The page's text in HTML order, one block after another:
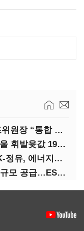
‘명예훼손 무혐의’ 아시아나 노조위원장 “통합 위해 법적 대응 않겠다”
전국 기름값 12주 연속 하락…서울 휘발윳값 1909원
전쟁에 원유 공급망 흔들리자…K-정유, 에너지안보 핵심으로 재부상
포스코퓨처엠, LFP 양극재 첫 대규모 공급…ESS 시장 공략